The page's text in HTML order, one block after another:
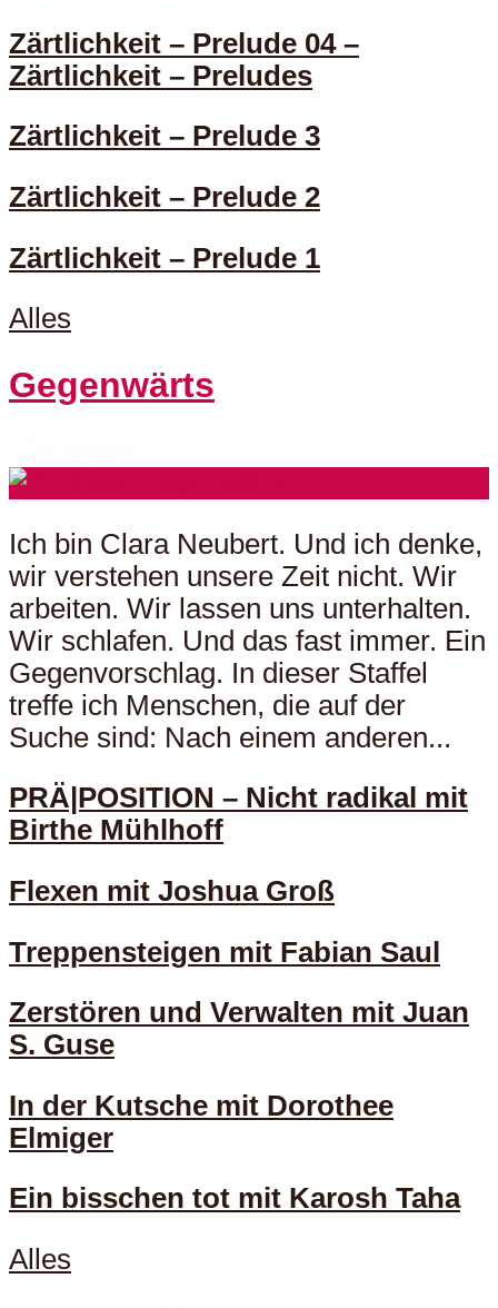
Zärtlichkeit – Prelude 04 –
Zärtlichkeit – Preludes
Zärtlichkeit – Prelude 3
Zärtlichkeit – Prelude 2
Zärtlichkeit – Prelude 1
Alles
Gegenwärts
Ich bin Clara Neubert. Und ich denke,
wir verstehen unsere Zeit nicht. Wir
arbeiten. Wir lassen uns unterhalten.
Wir schlafen. Und das fast immer. Ein
Gegenvorschlag. In dieser Staffel
treffe ich Menschen, die auf der
Suche sind: Nach einem anderen...
PRÄ|POSITION – Nicht radikal mit
Birthe Mühlhoff
Flexen mit Joshua Groß
Treppensteigen mit Fabian Saul
Zerstören und Verwalten mit Juan
S. Guse
In der Kutsche mit Dorothee
Elmiger
Ein bisschen tot mit Karosh Taha
Alles